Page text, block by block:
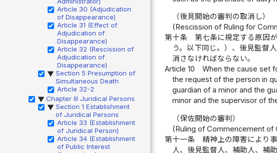
Article 30 (Adjudication
of Disappearance)
Article 31 (Effect of
Adjudication of
Disappearance)
Article 32 (Rescission of
Adjudication of
Disappearance)
▶ Section 5 Presumption of
Simultaneous Death
Article 32-2
▶ Chapter III Juridical Persons
▶ Section 1 Establishment
of Juridical Persons
Article 33 (Establishment
of Juridical Person)
Article 34 (Establishment
of Public Interest
（後見開始の審判の取消し）
(Rescission of Ruling for
第十条
第七条に規定する原因
う。以下同じ。）、後見監督
消さなければならない。
Article 10
When the cause set
the request of the person in
guardian of a minor and the
minor and the supervisor of
（保佐開始の審判）
(Ruling of Commencement of
第十一条
精神上の障害により
人、後見監督人、補助人、補